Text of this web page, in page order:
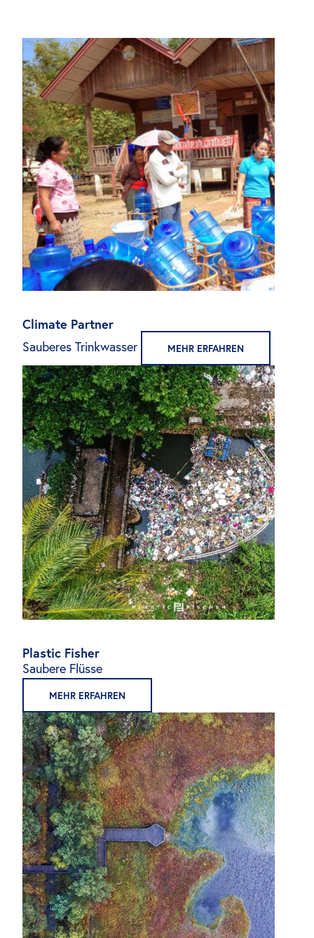
Climate Partner
Sauberes Trinkwasser
MEHR ERFAHREN
Plastic Fisher
Saubere Flüsse
MEHR ERFAHREN